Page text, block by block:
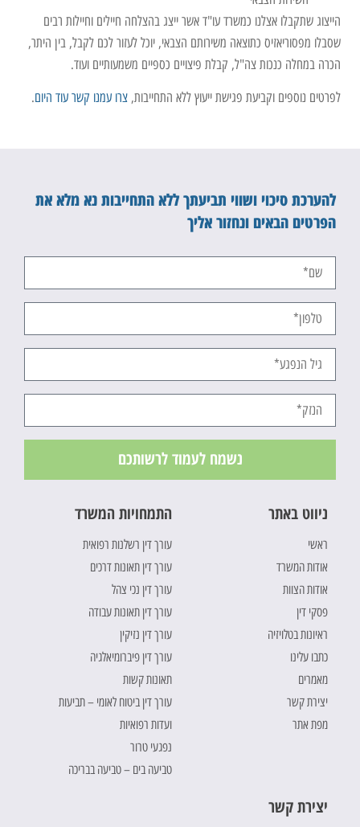
הייצוג שתקבלו אצלנו כמשרד עו"ד אשר ייצג בהצלחה חיילים וחיילות רבים
שסבלו מפסוריאזיס כתוצאה משירותם הצבאי, יוכל לעזור לכם לקבל, בין היתר,
הכרה במחלה כנכות צה"ל, קבלת פיצויים כספיים משמעותיים ועוד.
לפרטים נוספים וקביעת פגישת ייעוץ ללא התחייבות, צרו עמנו קשר עוד היום.
להערכת סיכוי ושווי תביעתך ללא התחייבות נא מלא את
הפרטים הבאים ונחזור אליך
נשמח לעמוד לרשותכם
ניווט באתר
ראשי
אודות המשרד
אודות הצוות
פסקי דין
ראיונות בטלויזיה
כתבו עלינו
מאמרים
יצירת קשר
מפת אתר
התמחויות המשרד
עורך דין רשלנות רפואית
עורך דין תאונות דרכים
עורך דין נכי צהל
עורך דין תאונות עבודה
עורך דין נזיקין
עורך דין פיברומיאלגיה
תאונות קשות
עורך דין ביטוח לאומי – תביעות
ועדות רפואיות
נפגעי טרור
טביעה בים – טביעה בבריכה
יצירת קשר